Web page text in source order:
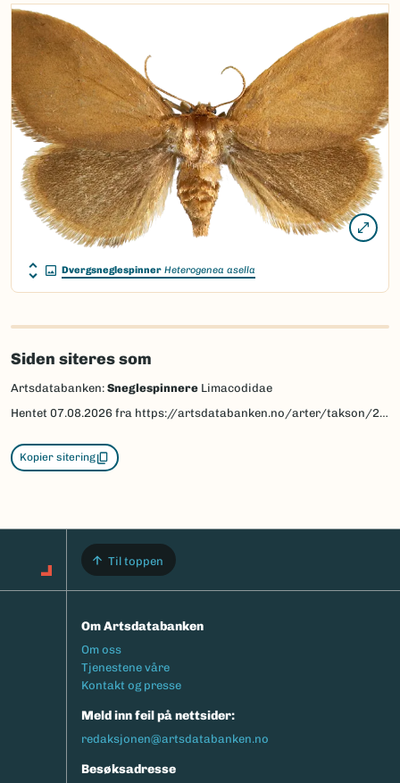
Dvergsneglespinner Heterogenea asella
Siden siteres som
Artsdatabanken: Sneglespinnere Limacodidae
Hentet 07.08.2026 fra https://artsdatabanken.no/arter/takson/28823
Kopier sitering
Til toppen
Om Artsdatabanken
Footermeny
Om oss
Tjenestene våre
Kontakt og presse
Meld inn feil på nettsider:
redaksjonen@artsdatabanken.no
Besøksadresse